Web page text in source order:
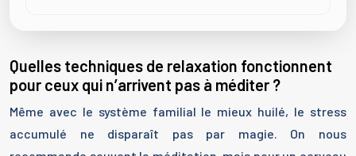
Quelles techniques de relaxation fonctionnent
pour ceux qui n’arrivent pas à méditer ?
Même avec le système familial le mieux huilé, le stress
accumulé ne disparaît pas par magie. On nous